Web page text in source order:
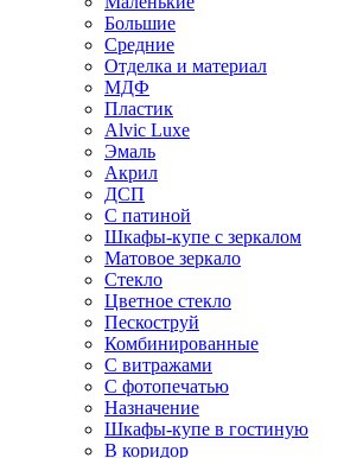
Большие
Средние
Отделка и материал
МДФ
Пластик
Alvic Luxe
Эмаль
Акрил
ДСП
С патиной
Шкафы-купе с зеркалом
Матовое зеркало
Стекло
Цветное стекло
Пескоструй
Комбинированные
С витражами
С фотопечатью
Назначение
Шкафы-купе в гостиную
В коридор